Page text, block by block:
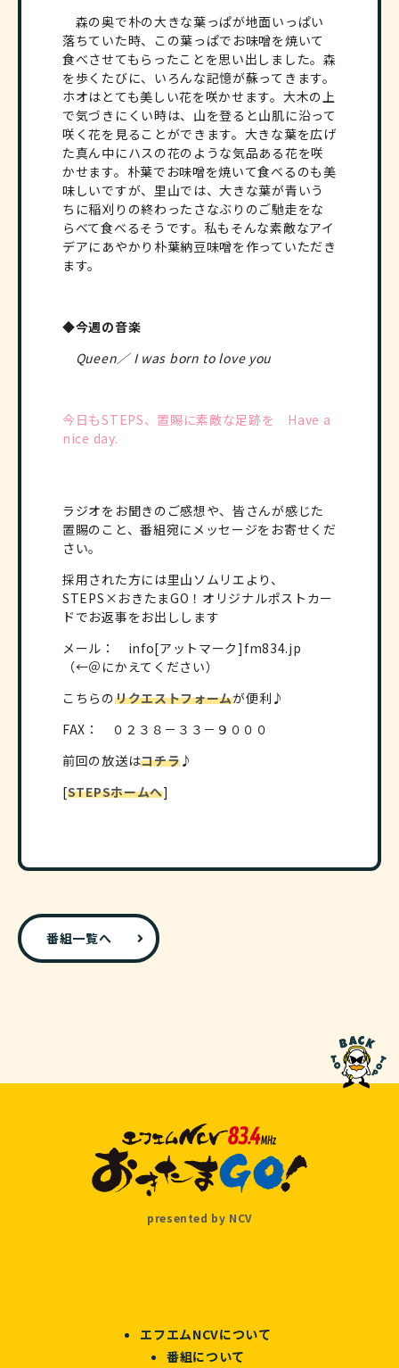
森の奥で朴の大きな葉っぱが地面いっぱい
落ちていた時、この葉っぱでお味噌を焼いて
食べさせてもらったことを思い出しました。森
を歩くたびに、いろんな記憶が蘇ってきます。
ホオはとても美しい花を咲かせます。大木の上
で気づきにくい時は、山を登ると山肌に沿って
咲く花を見ることができます。大きな葉を広げ
た真ん中にハスの花のような気品ある花を咲
かせます。朴葉でお味噌を焼いて食べるのも美
味しいですが、里山では、大きな葉が青いう
ちに稲刈りの終わったさなぶりのご馳走をな
らべて食べるそうです。私もそんな素敵なアイ
デアにあやかり朴葉納豆味噌を作っていただき
ます。
◆今週の音楽
Queen／ I was born to love you
今日もSTEPS、置賜に素敵な足跡を Have a
nice day.
ラジオをお聞きのご感想や、皆さんが感じた
置賜のこと、番組宛にメッセージをお寄せくだ
さい。
採用された方には里山ソムリエより、
STEPS×おきたまGO！オリジナルポストカー
ドでお返事をお出しします
メール： info[アットマーク]fm834.jp
（←＠にかえてください）
こちらのリクエストフォームが便利♪
FAX： ０２３８－３３－９０００
前回の放送はコチラ ♪
[STEPSホームへ]
番組一覧へ
presented by NCV
エフエムNCVについて
番組について